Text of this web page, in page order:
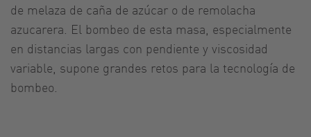
de melaza de caña de azúcar o de remolacha
azucarera. El bombeo de esta masa, especialmente
en distancias largas con pendiente y viscosidad
variable, supone grandes retos para la tecnología de
bombeo.